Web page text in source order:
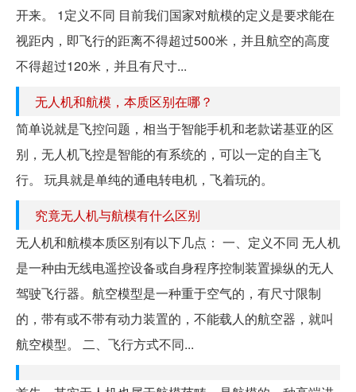
开来。 1定义不同 目前我们国家对航模的定义是要求能在
视距内，即飞行的距离不得超过500米，并且航空的高度
不得超过120米，并且有尺寸...
无人机和航模，本质区别在哪？
简单说就是飞控问题，相当于智能手机和老款诺基亚的区
别，无人机飞控是智能的有系统的，可以一定的自主飞
行。 玩具就是单纯的通电转电机，飞着玩的。
究竟无人机与航模有什么区别
无人机和航模本质区别有以下几点： 一、定义不同 无人机
是一种由无线电遥控设备或自身程序控制装置操纵的无人
驾驶飞行器。航空模型是一种重于空气的，有尺寸限制
的，带有或不带有动力装置的，不能载人的航空器，就叫
航空模型。 二、飞行方式不同...